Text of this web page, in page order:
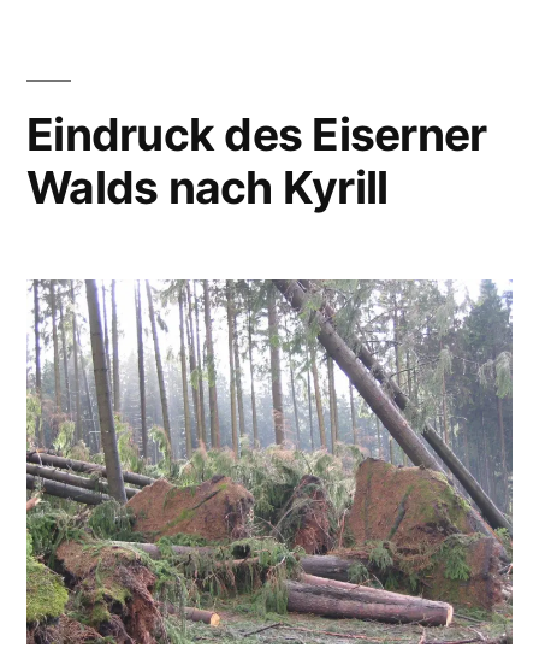
Eindruck des Eiserner
Walds nach Kyrill